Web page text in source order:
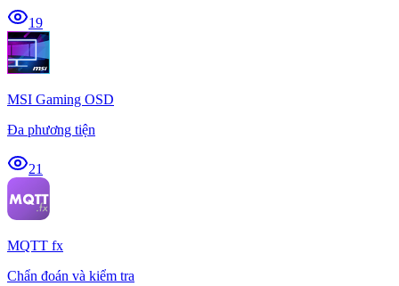
19
MSI Gaming OSD
Đa phương tiện
21
MQTT fx
Chẩn đoán và kiểm tra